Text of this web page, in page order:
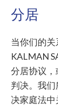
分居
当你们的关
KALMAN
分居协议
判决。我
决家庭法